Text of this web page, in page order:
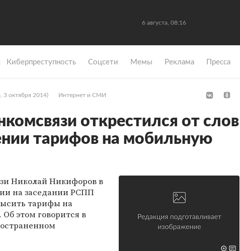
6 августа, 08:16
Киберпреступность Coцсети Мемы Реклама Пресса
3 октября 2014) Интернет и СМИ
открестился от слов
тарифов на мобильную
Николай Никифоров в
на заседании РСПП
тарифы на
этом говорится в